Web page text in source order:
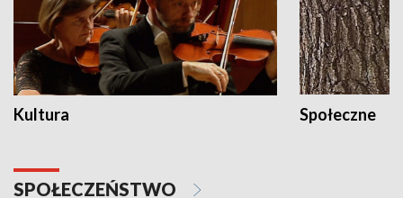
Kultura Społeczne
SPOŁECZEŃSTWO